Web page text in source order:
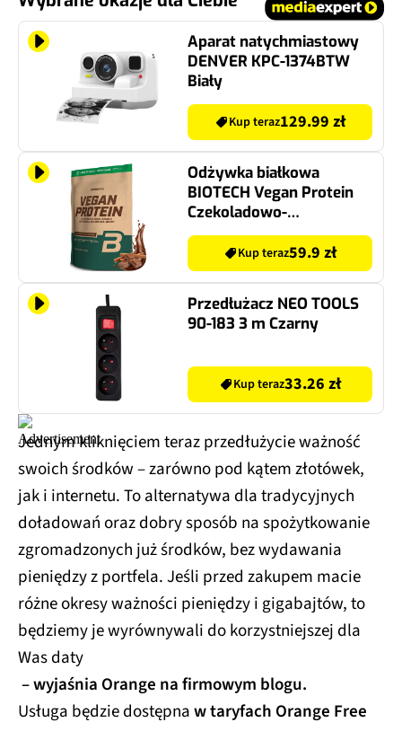
Aparat natychmiastowy
DENVER KPC-1374BTW
Biały
Kup teraz129.99 zł
Odżywka białkowa
BIOTECH Vegan Protein
Czekoladowo-
cynamonowy (500 g) Bez
cukru
Kup teraz59.9 zł
Przedłużacz NEO TOOLS
90-183 3 m Czarny
Kup teraz33.26 zł
Jednym kliknięciem teraz przedłużycie ważność
swoich środków – zarówno pod kątem złotówek,
jak i internetu. To alternatywa dla tradycyjnych
doładowań oraz dobry sposób na spożytkowanie
zgromadzonych już środków, bez wydawania
pieniędzy z portfela. Jeśli przed zakupem macie
różne okresy ważności pieniędzy i gigabajtów, to
będziemy je wyrównywali do korzystniejszej dla
Was daty
– wyjaśnia Orange na firmowym blogu.
Usługa będzie dostępnaw taryfach Orange Free